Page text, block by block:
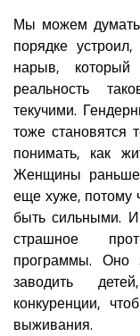
Мы можем
порядке
нарыв, который
реальность
текучими.
тоже становятся
понимать, как
Женщины
еще хуже, потому
быть сильными.
страшное
программы. Оно
заводить
конкуренции,
выживания.